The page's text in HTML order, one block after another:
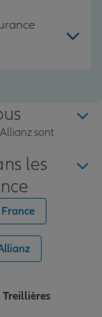
sont
les
Treillières